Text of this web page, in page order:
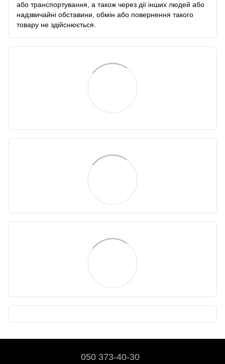
або транспортування, а також через дії інших людей або
надзвичайні обставини, обмін або повернення такого
товару не здійснюється.
050 373-40-30